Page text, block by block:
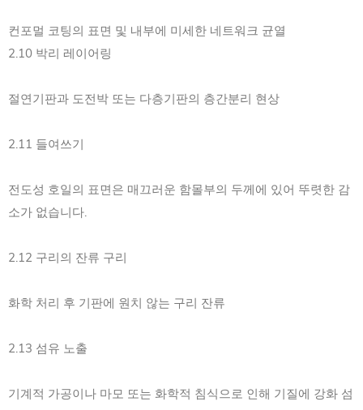
컨포멀 코팅의 표면 및 내부에 미세한 네트워크 균열
2.10 박리 레이어링
절연기판과 도전박 또는 다층기판의 층간분리 현상
2.11 들여쓰기
전도성 호일의 표면은 매끄러운 함몰부의 두께에 있어 뚜렷한 감
소가 없습니다.
2.12 구리의 잔류 구리
화학 처리 후 기판에 원치 않는 구리 잔류
2.13 섬유 노출
기계적 가공이나 마모 또는 화학적 침식으로 인해 기질에 강화 섬